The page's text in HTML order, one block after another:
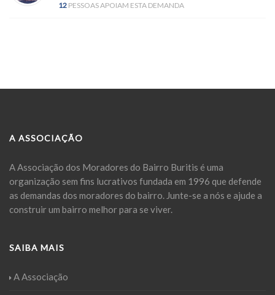
12 PESSOAS APOIAM ESTA DEMANDA
A ASSOCIAÇÃO
A Associação dos Moradores do Bairro Buritis é uma
organização sem fins lucrativos fundada em 1996 que defende
as demandas dos moradores do bairro. Junte-se a nós e ajude a
construir um bairro melhor para se viver.
SAIBA MAIS
A Associação